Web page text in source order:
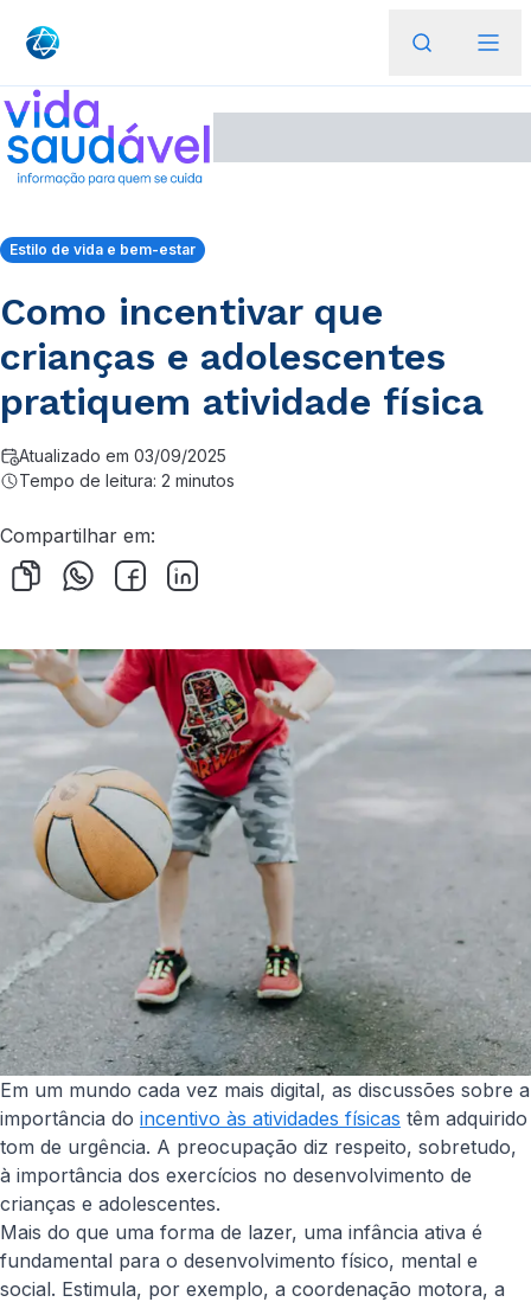
Estilo de vida e bem-estar
Como incentivar que
crianças e adolescentes
pratiquem atividade física
Atualizado em 03/09/2025
Tempo de leitura: 2 minutos
Compartilhar em:
Em um mundo cada vez mais digital, as discussões sobre a
importância do incentivo às atividades físicas têm adquirido
tom de urgência. A preocupação diz respeito, sobretudo,
à importância dos exercícios no desenvolvimento de
crianças e adolescentes.
Mais do que uma forma de lazer, uma infância ativa é
fundamental para o desenvolvimento físico, mental e
social. Estimula, por exemplo, a coordenação motora, a